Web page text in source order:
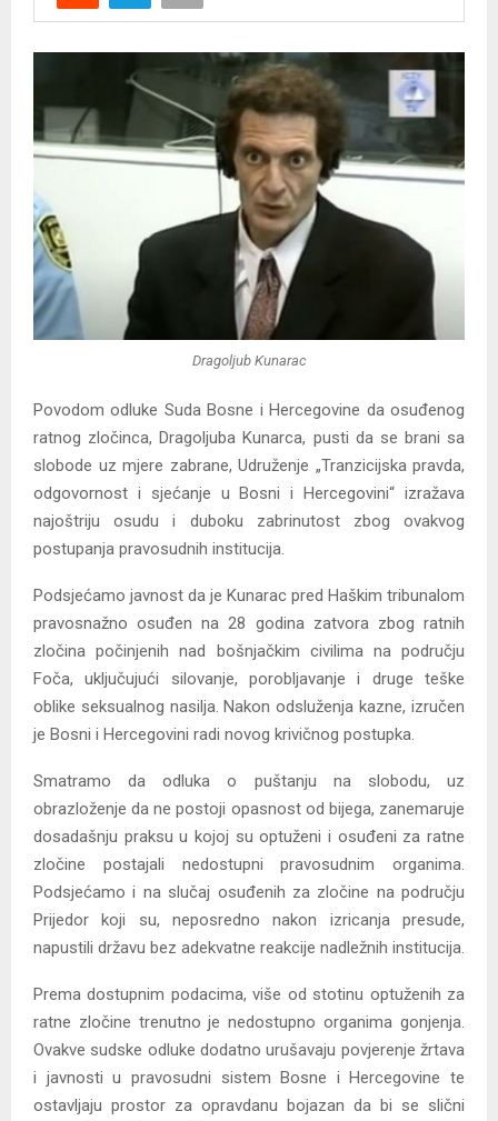
Y
E
N
U
Dragoljub Kunarac
Povodom odluke Suda Bosne i Hercegovine da osuđenog
ratnog zločinca, Dragoljuba Kunarca, pusti da se brani sa
slobode uz mjere zabrane, Udruženje „Tranzicijska pravda,
odgovornost i sjećanje u Bosni i Hercegovini“ izražava
najoštriju osudu i duboku zabrinutost zbog ovakvog
postupanja pravosudnih institucija.
Podsjećamo javnost da je Kunarac pred Haškim tribunalom
pravosnažno osuđen na 28 godina zatvora zbog ratnih
zločina počinjenih nad bošnjačkim civilima na području
Foča, uključujući silovanje, porobljavanje i druge teške
oblike seksualnog nasilja. Nakon odsluženja kazne, izručen
je Bosni i Hercegovini radi novog krivičnog postupka.
Smatramo da odluka o puštanju na slobodu, uz
obrazloženje da ne postoji opasnost od bijega, zanemaruje
dosadašnju praksu u kojoj su optuženi i osuđeni za ratne
zločine postajali nedostupni pravosudnim organima.
Podsjećamo i na slučaj osuđenih za zločine na području
Prijedor koji su, neposredno nakon izricanja presude,
napustili državu bez adekvatne reakcije nadležnih institucija.
Prema dostupnim podacima, više od stotinu optuženih za
ratne zločine trenutno je nedostupno organima gonjenja.
Ovakve sudske odluke dodatno urušavaju povjerenje žrtava
i javnosti u pravosudni sistem Bosne i Hercegovine te
ostavljaju prostor za opravdanu bojazan da bi se slični